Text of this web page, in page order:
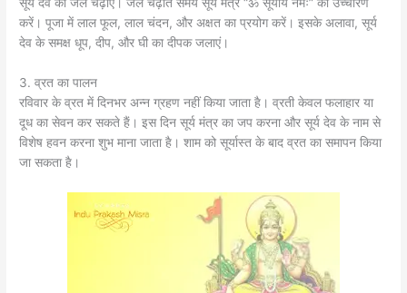
करें। पूजा में लाल फूल, लाल चंदन, और अक्षत का प्रयोग करें। इसके अलावा, सूर्य
देव के समक्ष धूप, दीप, और घी का दीपक जलाएं।
3. व्रत का पालन
रविवार के व्रत में दिनभर अन्न ग्रहण नहीं किया जाता है। व्रती केवल फलाहार या
दूध का सेवन कर सकते हैं। इस दिन सूर्य मंत्र का जप करना और सूर्य देव के नाम से
विशेष हवन करना शुभ माना जाता है। शाम को सूर्यास्त के बाद व्रत का समापन किया
जा सकता है।